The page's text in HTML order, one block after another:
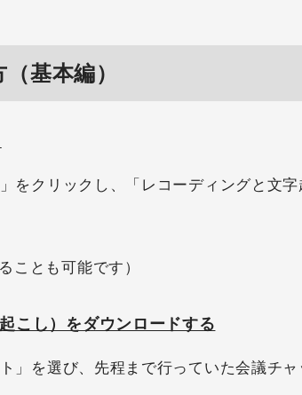
基本編）
をクリックし、「レコーディングと文
ことも可能です）
こし）をダウンロードする
を選び、先程まで行っていた会議チャ